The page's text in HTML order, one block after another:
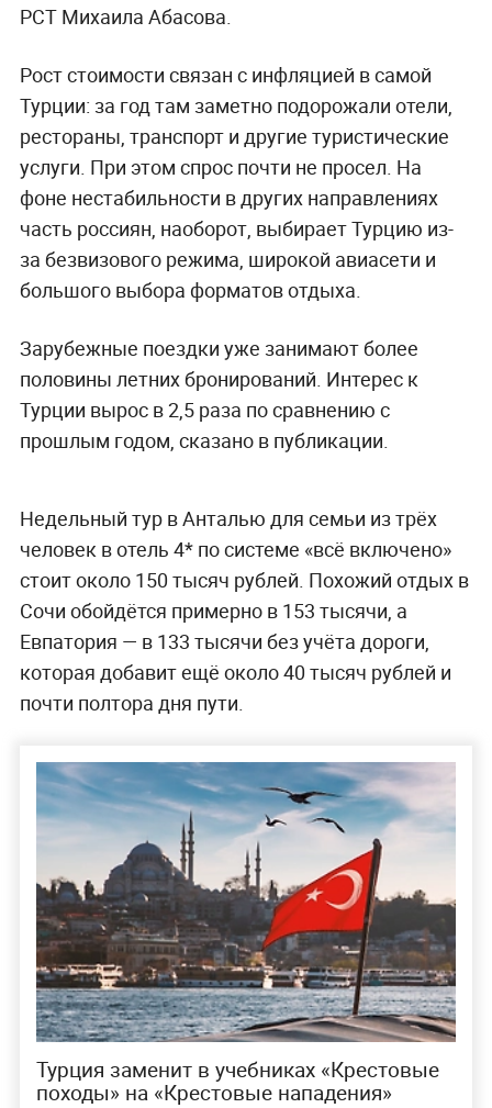
РСТ Михаила Абасова.
Рост стоимости связан с инфляцией в самой
Турции: за год там заметно подорожали отели,
рестораны, транспорт и другие туристические
услуги. При этом спрос почти не просел. На
фоне нестабильности в других направлениях
часть россиян, наоборот, выбирает Турцию из-
за безвизового режима, широкой авиасети и
большого выбора форматов отдыха.
Зарубежные поездки уже занимают более
половины летних бронирований. Интерес к
Турции вырос в 2,5 раза по сравнению с
прошлым годом, сказано в публикации.
Недельный тур в Анталью для семьи из трёх
человек в отель 4* по системе «всё включено»
стоит около 150 тысяч рублей. Похожий отдых в
Сочи обойдётся примерно в 153 тысячи, а
Евпатория — в 133 тысячи без учёта дороги,
которая добавит ещё около 40 тысяч рублей и
почти полтора дня пути.
Турция заменит в учебниках «Крестовые
походы» на «Крестовые нападения»